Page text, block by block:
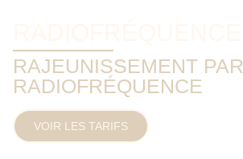
RAJEUNISSEMENT PAR
RADIOFRÉQUENCE
VOIR LES TARIFS